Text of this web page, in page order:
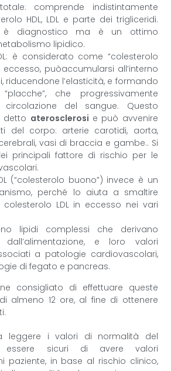
comprende indistintamente
HDL, LDL e parte dei trigliceridi.
diagnostico ma è un ottimo
lipidico.
è considerato come “colesterolo
puòaccumularsi all’interno
riducendone l’elasticità, e formando
che progressivamente
del sangue. Questo
detto aterosclerosi e può avvenire
del corpo: arterie carotidi, aorta,
vasi di braccia e gambe.. Si
principali fattore di rischio per le
(“colesterolo buono”) invece è un
perché lo aiuta a smaltire
LDL in eccesso nei vari
lipidi complessi che derivano
dall’alimentazione, e loro valori
a patologie cardiovascolari,
di fegato e pancreas.
consigliato di effettuare queste
almeno 12 ore, al fine di ottenere
leggere i valori di normalità del
essere sicuri di avere valori
paziente, in base al rischio clinico,